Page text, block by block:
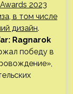
2023
в том числе
дизайн.
Ragnarok
победу в